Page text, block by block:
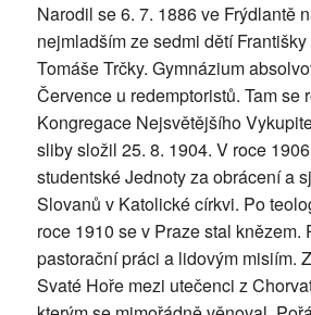
Narodil se 6. 7. 1886 ve Frýdlantě
nejmladším ze sedmi dětí
Tomáše Trčky. Gymnázium
Července u redemptoristů. Tam se
Kongregace Nejsvětějšího
sliby složil 25. 8. 1904. V roce
studentské Jednoty za obrácení a
Slovanů v Katolické církvi. Po
roce 1910 se v Praze stal knězem.
pastorační práci a lidovým misiím.
Svaté Hoře mezi utečenci z